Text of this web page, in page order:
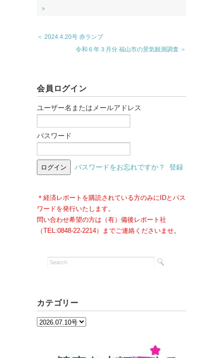
»
＜ 2024.4.20号 赤ランプ
令和６年３月分 福山市の景気観測調査 ＞
会員ログイン
ユーザー名またはメールアドレス
パスワード
パスワードをお忘れですか？ 登録
＊経済レポートを購読されている方のみにIDとパス
ワードを発行いたします。
問い合わせ希望の方は（有）備後レポート社
（TEL:0848-22-2214）までご連絡くださいませ。
カテゴリー
カ